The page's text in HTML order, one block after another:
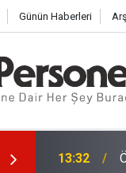
Günün Haberleri
13:32